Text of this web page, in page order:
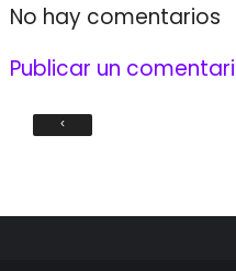
No hay comentarios
Publicar un
‹